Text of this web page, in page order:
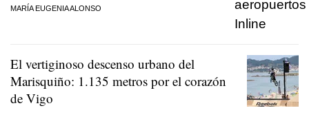
MARÍA EUGENIA ALONSO
El vertiginoso descenso urbano del
Marisquiño: 1.135 metros por el corazón
de Vigo